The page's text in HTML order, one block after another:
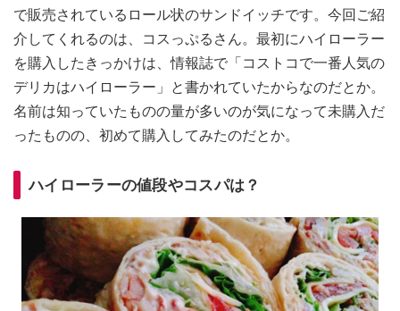
で販売されているロール状のサンドイッチです。今回ご紹
介してくれるのは、コスっぷるさん。最初にハイローラー
を購入したきっかけは、情報誌で「コストコで一番人気の
デリカはハイローラー」と書かれていたからなのだとか。
名前は知っていたものの量が多いのが気になって未購入だ
ったものの、初めて購入してみたのだとか。
ハイローラーの値段やコスパは？